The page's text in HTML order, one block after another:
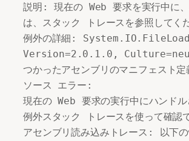
説明: 現在の Web 要求を実行中に、
は、スタック トレースを参照してく
例外の詳細:
Version=2.0.1.0,
つかったアセンブリのマニフェスト
ソース エラー:
現在の Web 要求の実行中にハンド
例外スタック トレースを使って確認
アセンブリ読み込みトレース: